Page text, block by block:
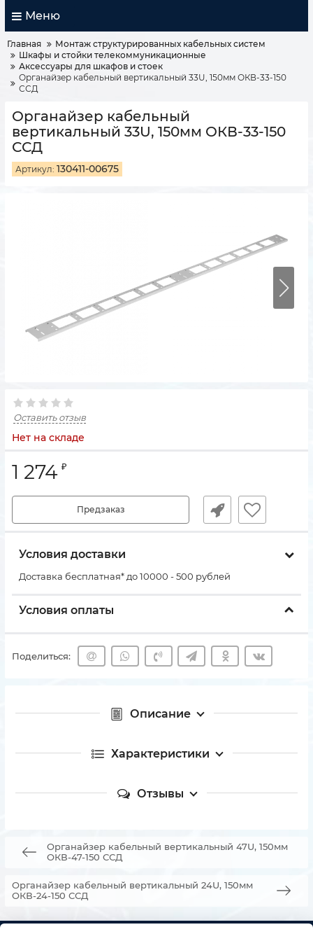
Меню
Главная
Монтаж структурированных кабельных систем
Шкафы и стойки телекоммуникационные
Аксессуары для шкафов и стоек
Органайзер кабельный вертикальный 33U, 150мм ОКВ-33-150
ССД
Органайзер кабельный
вертикальный 33U, 150мм ОКВ-33-150
ССД
Артикул: 130411-00675
Оставить отзыв
Нет на складе
1 274 ₽
Предзаказ
Условия доставки
Доставка бесплатная* до 10000 - 500 рублей
Условия оплаты
Поделиться:
Описание
Характеристики
Отзывы
Органайзер кабельный вертикальный 47U, 150мм
ОКВ-47-150 ССД
Органайзер кабельный вертикальный 24U, 150мм
ОКВ-24-150 ССД